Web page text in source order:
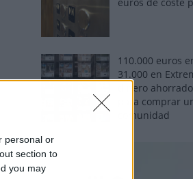
personal or
section to
you may
110.000 euros
31.000 en
dinero
para comprar
comunidad